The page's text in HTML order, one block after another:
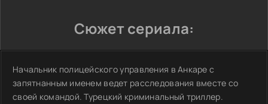
Сюжет сериала:
Начальник полицейского управления в Анкаре с
запятнанным именем ведет расследования вместе со
своей командой. Турецкий криминальный триллер.